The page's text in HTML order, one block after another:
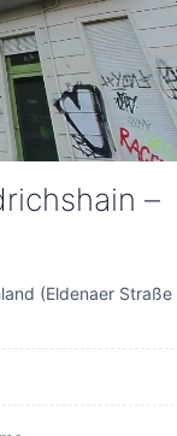
–
(Eldenaer Straße